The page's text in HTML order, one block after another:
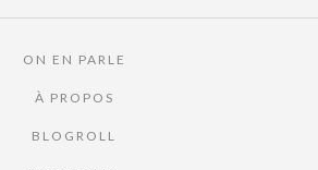
ON EN PARLE
À PROPOS
BLOGROLL